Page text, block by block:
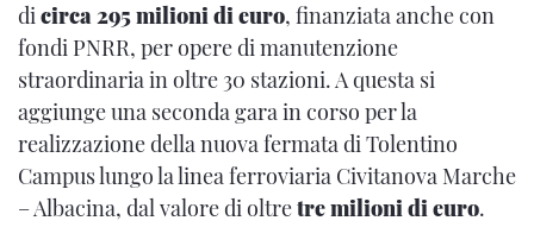
dicirca 295 milioni di euro, finanziata anche con
fondi PNRR, per opere di manutenzione
straordinaria in oltre 30 stazioni. A questa si
aggiunge una seconda gara in corso per la
realizzazione della nuova fermata di Tolentino
Campus lungo la linea ferroviaria Civitanova Marche
– Albacina, dal valore di oltretre milioni di euro.